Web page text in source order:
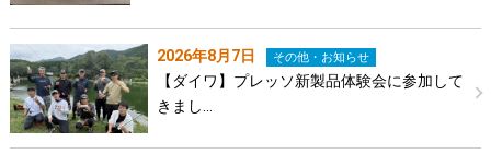
2026年8月7日 その他・お知らせ
【ダイワ】プレッソ新製品体験会に参加して
きまし…